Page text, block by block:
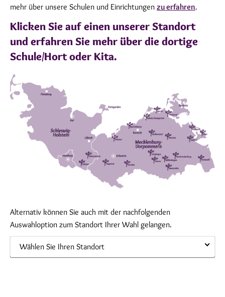
mehr über unsere Schulen und Einrichtungen zu erfahren.
Klicken Sie auf einen unserer Standort
und erfahren Sie mehr über die dortige
Schule/Hort oder Kita.
Alternativ können Sie auch mit der nachfolgenden
Auswahloption zum Standort Ihrer Wahl gelangen.
Wählen Sie Ihren Standort